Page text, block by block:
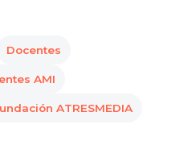
Docentes
AMI
ATRESMEDIA